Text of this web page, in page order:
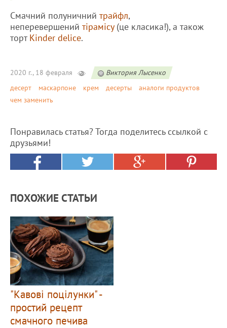
Смачний полуничний трайфл,
неперевершений тірамісу(це класика!), а також
торт Kinder delice.
2020 г., 18 февраля
Виктория Лысенко
десерт
маскарпоне крем десерты
аналоги продуктов
чем заменить
Понравилась статья? Тогда поделитесь ссылкой с
друзьями!
ПОХОЖИЕ СТАТЬИ
"Кавові поцілунки" -
простий рецепт
смачного печива